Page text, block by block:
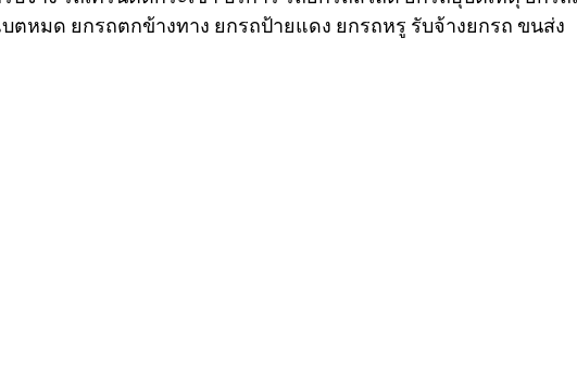
หมด ยกรถตกข้างทาง ยกรถป้ายแดง ยกรถหรู รับจ้างยกรถ ขนส่ง